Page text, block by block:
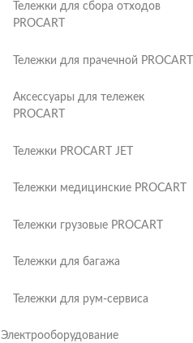
Тележки для сбора отходов
PROCART
Тележки для прачечной PROCART
Аксессуары для тележек
PROCART
Тележки PROCART JET
Тележки медицинские PROCART
Тележки грузовые PROCART
Тележки для багажа
Тележки для рум-сервиса
Электрооборудование